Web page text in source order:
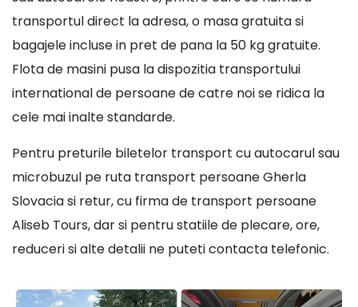
transportul direct la adresa, o masa gratuita si
bagajele incluse in pret de pana la 50 kg gratuite.
Flota de masini pusa la dispozitia transportului
international de persoane de catre noi se ridica la
cele mai inalte standarde.
Pentru preturile biletelor transport cu autocarul sau
microbuzul pe ruta transport persoane Gherla
Slovacia si retur, cu firma de transport persoane
Aliseb Tours, dar si pentru statiile de plecare, ore,
reduceri si alte detalii ne puteti contacta telefonic.